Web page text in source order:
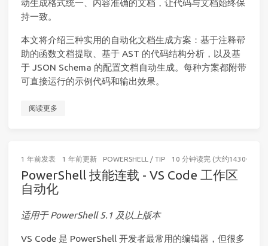
动生成格式统一、内容准确的文档，让代码与文档始终保
持一致。
本文将介绍三种实用的自动化文档生成方案：基于注释帮
助的函数文档提取、基于 AST 的代码结构分析，以及基
于 JSON Schema 的配置文档自动生成。每种方案都附带
可直接运行的示例代码和输出效果。
阅读更多
1 年前发表 1 年前更新 POWERSHELL / TIP 10 分钟读完 (大约1430个字)
PowerShell 技能连载 - VS Code 工作区
自动化
适用于 PowerShell 5.1 及以上版本
VS Code 是 PowerShell 开发者最常用的编辑器，但很多